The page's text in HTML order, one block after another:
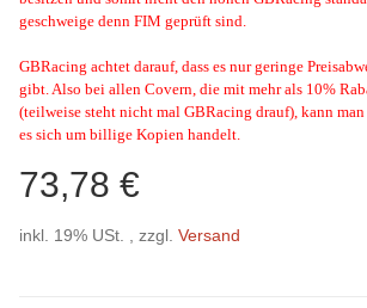
geschweige denn FIM geprüft sind.
GBRacing achtet darauf, dass es nur geringe
gibt. Also bei allen Covern, die mit mehr als 10%
(teilweise steht nicht mal GBRacing drauf), kann man
es sich um billige Kopien handelt.
73,78 €
inkl. 19% USt. , zzgl. Versand